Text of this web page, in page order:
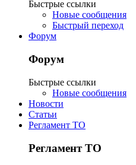
Быстрые ссылки
Новые сообщения
Быстрый переход
Форум
Форум
Быстрые ссылки
Новые сообщения
Новости
Статьи
Регламент ТО
Регламент ТО